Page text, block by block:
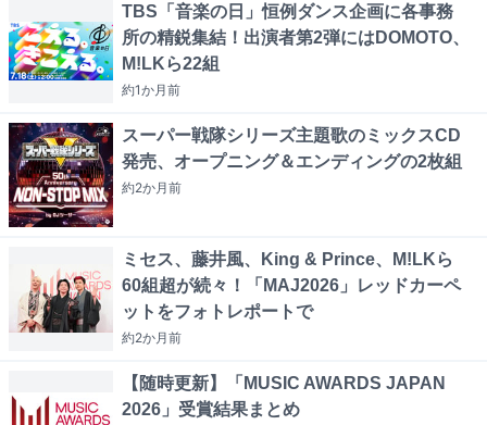
TBS「音楽の日」恒例ダンス企画に各事務
所の精鋭集結！出演者第2弾にはDOMOTO、
M!LKら22組
約1か月前
スーパー戦隊シリーズ主題歌のミックスCD
発売、オープニング＆エンディングの2枚組
約2か月前
ミセス、藤井風、King & Prince、M!LKら
60組超が続々！「MAJ2026」レッドカーペ
ットをフォトレポートで
約2か月前
【随時更新】「MUSIC AWARDS JAPAN
2026」受賞結果まとめ